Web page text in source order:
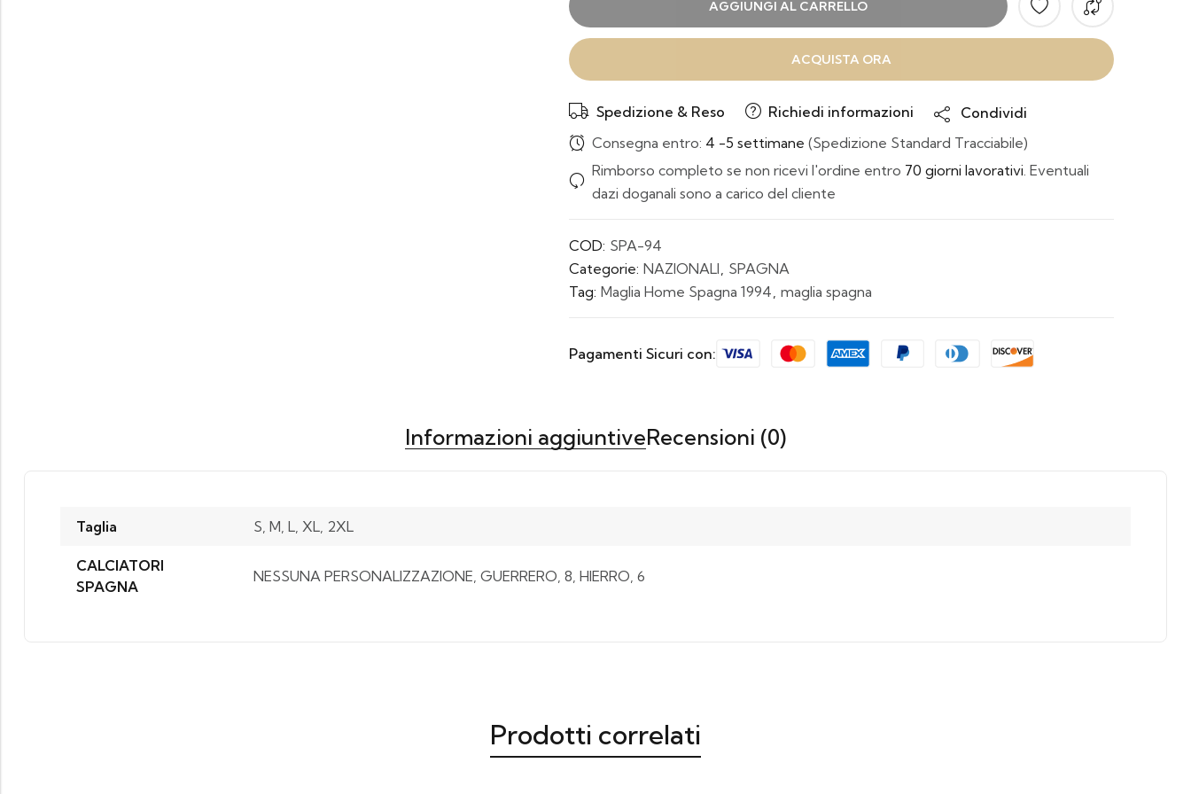
AGGIUNGI AL CARRELLO
ACQUISTA ORA
Spedizione & Reso Richiedi informazioni
Condividi
Consegna entro: 4 -5 settimane (Spedizione Standard Tracciabile)
Rimborso completo se non ricevi l'ordine entro 70 giorni lavorativi . Eventuali
dazi doganali sono a carico del cliente
COD: SPA-94
Categorie: NAZIONALI SPAGNA
Tag: Maglia Home Spagna 1994 maglia spagna
Pagamenti Sicuri con:
Informazioni aggiuntiveRecensioni (0)
Taglia S, M, L, XL, 2XL
CALCIATORI
SPAGNA
NESSUNA PERSONALIZZAZIONE, GUERRERO, 8, HIERRO, 6
Prodotti correlati